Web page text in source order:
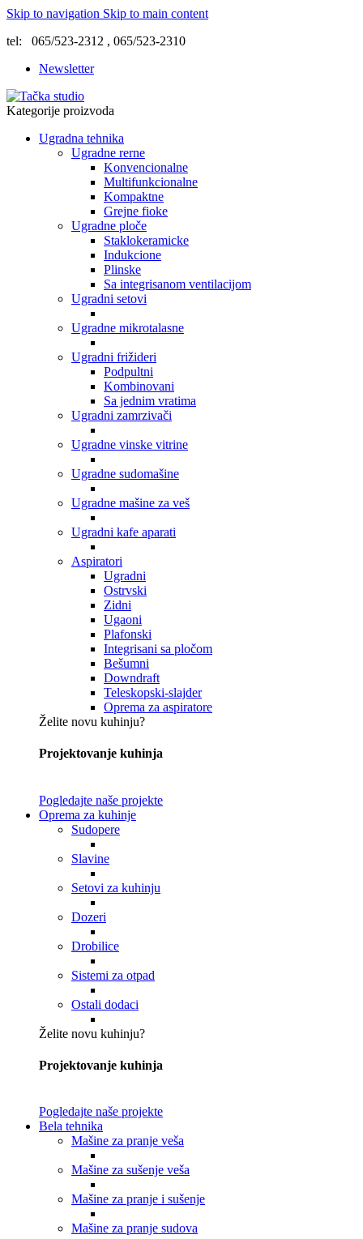
Skip to navigation Skip to main content
tel: 065/523-2312 , 065/523-2310
Newsletter
Kategorije proizvoda
Ugradna tehnika
Ugradne rerne
Konvencionalne
Multifunkcionalne
Kompaktne
Grejne fioke
Ugradne ploče
Staklokeramicke
Indukcione
Plinske
Sa integrisanom ventilacijom
Ugradni setovi
Ugradne mikrotalasne
Ugradni frižideri
Podpultni
Kombinovani
Sa jednim vratima
Ugradni zamrzivači
Ugradne vinske vitrine
Ugradne sudomašine
Ugradne mašine za veš
Ugradni kafe aparati
Aspiratori
Ugradni
Ostrvski
Zidni
Ugaoni
Plafonski
Integrisani sa pločom
Bešumni
Downdraft
Teleskopski-slajder
Oprema za aspiratore
Želite novu kuhinju?
Projektovanje kuhinja
Pogledajte naše projekte
Oprema za kuhinje
Sudopere
Slavine
Setovi za kuhinju
Dozeri
Drobilice
Sistemi za otpad
Ostali dodaci
Želite novu kuhinju?
Projektovanje kuhinja
Pogledajte naše projekte
Bela tehnika
Mašine za pranje veša
Mašine za sušenje veša
Mašine za pranje i sušenje
Mašine za pranje sudova